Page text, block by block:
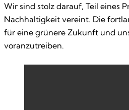
Wir sind stolz darauf, Teil eines
Nachhaltigkeit vereint. Die
für eine grünere Zukunft und
voranzutreiben.